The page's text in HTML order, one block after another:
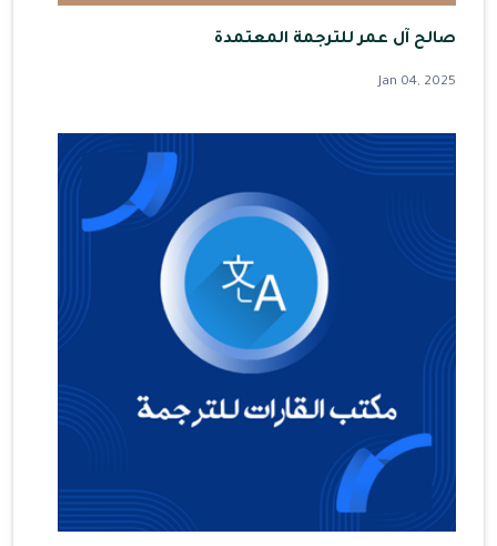
صالح آل عمر للترجمة المعتمدة
Jan 04, 2025